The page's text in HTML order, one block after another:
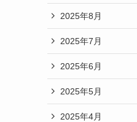
2025年8月
2025年7月
2025年6月
2025年5月
2025年4月